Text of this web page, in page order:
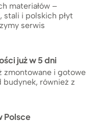
materiałów –
stali i polskich płyt
serwis
już w 5 dni
zmontowane i gotowe
budynek, również z
Polsce